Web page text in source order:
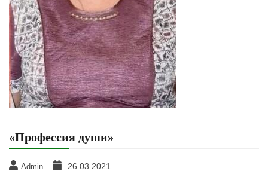
«Профессия души»
Admin 26.03.2021